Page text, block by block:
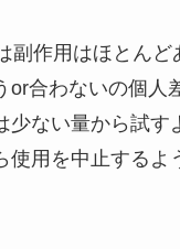
副作用はほとんど
or合わないの個人
少ない量から試す
使用を中止するよ